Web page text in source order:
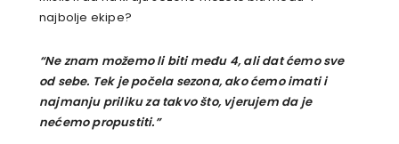
najbolje ekipe?
“Ne znam možemo li biti među 4, ali dat ćemo sve
od sebe. Tek je počela sezona, ako ćemo imati i
najmanju priliku za takvo što, vjerujem da je
nećemo propustiti.”